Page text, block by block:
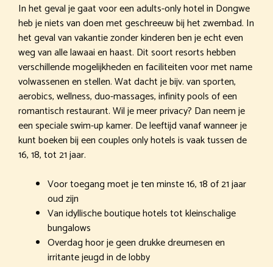
In het geval je gaat voor een adults-only hotel in Dongwe
heb je niets van doen met geschreeuw bij het zwembad. In
het geval van vakantie zonder kinderen ben je echt even
weg van alle lawaai en haast. Dit soort resorts hebben
verschillende mogelijkheden en faciliteiten voor met name
volwassenen en stellen. Wat dacht je bijv. van sporten,
aerobics, wellness, duo-massages, infinity pools of een
romantisch restaurant. Wil je meer privacy? Dan neem je
een speciale swim-up kamer. De leeftijd vanaf wanneer je
kunt boeken bij een couples only hotels is vaak tussen de
16, 18, tot 21 jaar.
Voor toegang moet je ten minste 16, 18 of 21 jaar
oud zijn
Van idyllische boutique hotels tot kleinschalige
bungalows
Overdag hoor je geen drukke dreumesen en
irritante jeugd in de lobby